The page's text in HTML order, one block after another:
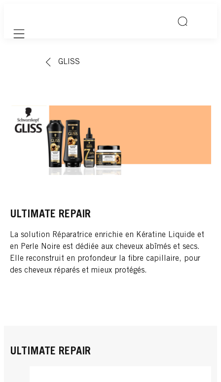
Mobile navigation
GLISS
ULTIMATE REPAIR
La solution Réparatrice enrichie en Kératine Liquide et
en Perle Noire est dédiée aux cheveux abîmés et secs.
Elle reconstruit en profondeur la fibre capillaire, pour
des cheveux réparés et mieux protégés.
ULTIMATE REPAIR